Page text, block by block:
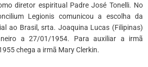
diretor espiritual Padre José Tonelli. No
Legionis comunicou a escolha da
ao Brasil, srta. Joaquina Lucas (Filipinas)
a 27/01/1954. Para auxiliar a irmã
chega a irmã Mary Clerkin.